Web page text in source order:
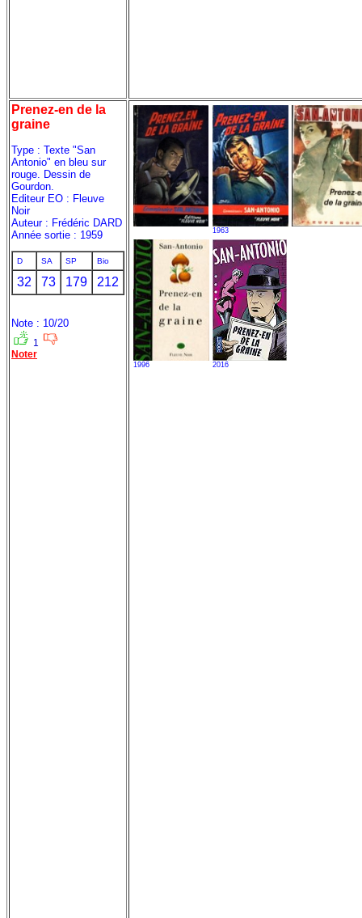
Prenez-en de la
graine
Type : Texte "San
Antonio" en bleu sur
rouge. Dessin de
Gourdon.
Editeur EO : Fleuve
Noir
Auteur : Frédéric DARD
Année sortie : 1959
D SA SP Bio
32 73 179 212
Note : 10/20
1
Noter
1963
1996 2016